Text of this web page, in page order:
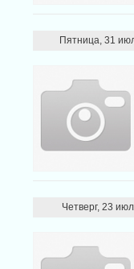
Пятница, 31
Четверг, 23